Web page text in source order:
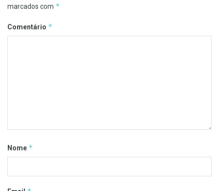
marcados com *
Comentário *
Nome *